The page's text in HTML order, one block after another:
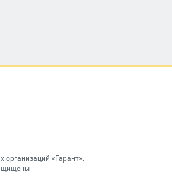
организаций «Гарант».